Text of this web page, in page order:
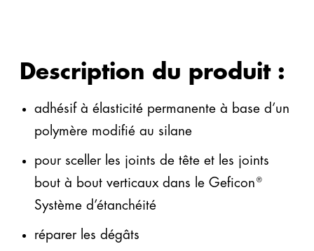
PU
Highlights
Geficon® La baignoire bleue Gefitas® RS
Description du produit :
adhésif à élasticité permanente à base d’un
polymère modifié au silane
pour sceller les joints de tête et les joints
bout à bout verticaux dans le Geficon ®
Système d’étanchéité
réparer les dégâts
Contact général
TOUS INTERLOCUTEUR